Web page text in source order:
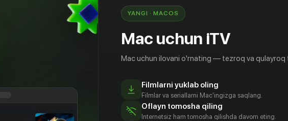
YANGI · MACOS
Mac uchun iTV
Mac uchun ilovani o'rnating — tezroq va qulayroq
Filmlarni yuklab oling
Filmlar va seriallarni Mac'ingizga saqlang.
Oflayn tomosha qiling
Internetsiz ham tomosha qilishda davom eting.